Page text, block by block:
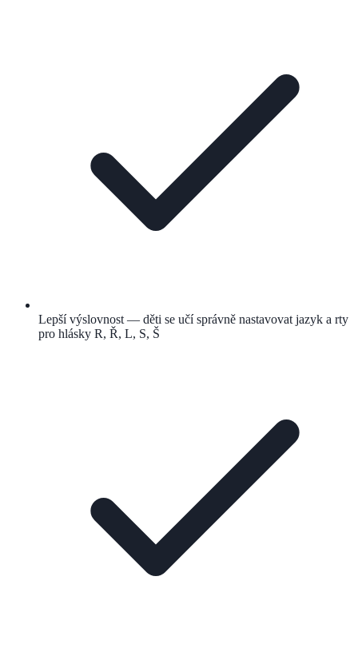
Lepší výslovnost — děti se učí správně nastavovat jazyk a rty
pro hlásky R, Ř, L, S, Š